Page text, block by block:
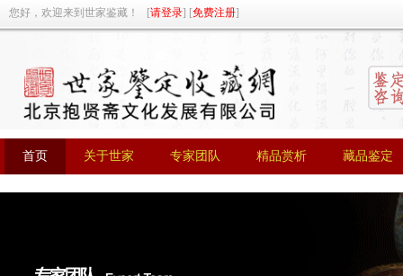
您好，欢迎来到世家鉴藏！ [请登录] [免费注册]
首页
首页
关于世家
关于世家
专家团队
专家团队
精品赏析
精品赏析
藏品鉴定
藏品鉴定